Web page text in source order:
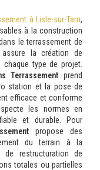
à Lisle-sur-Tarn,
à la construction
le terrassement de
la création de
type de projet.
Terrassement prend
station et la pose de
efficace et conforme
les normes en
et durable. Pour
propose des
du terrain à la
de restructuration de
totales ou partielles